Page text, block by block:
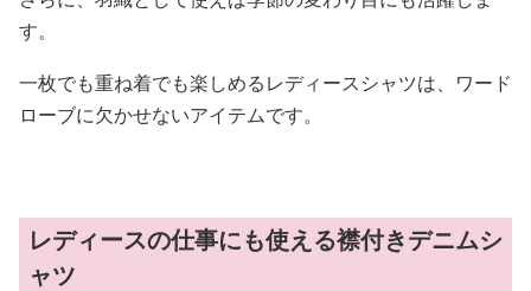
す。
一枚でも重ね着でも楽しめるレディースシャツは、ワード
ローブに欠かせないアイテムです。
レディースの仕事にも使える襟付きデニムシ
ャツ